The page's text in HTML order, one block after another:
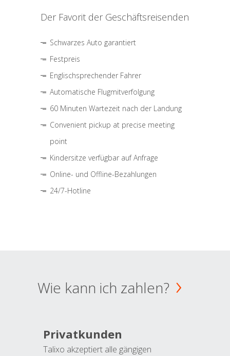
Der Favorit der Geschäftsreisenden
Schwarzes Auto garantiert
Festpreis
Englischsprechender Fahrer
Automatische Flugmitverfolgung
60 Minuten Wartezeit nach der Landung
Convenient pickup at precise meeting
point
Kindersitze verfügbar auf Anfrage
Online- und Offline-Bezahlungen
24/7-Hotline
Wie kann ich zahlen?
Privatkunden
Talixo akzeptiert alle gängigen